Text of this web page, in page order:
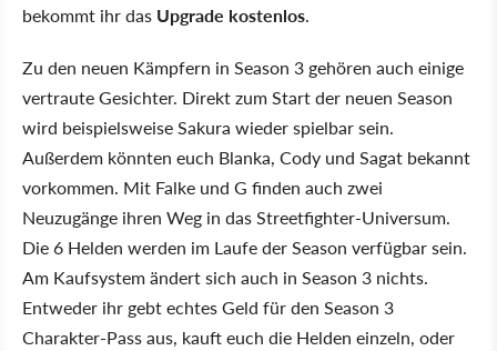
bekommt ihr das Upgrade kostenlos.
Zu den neuen Kämpfern in Season 3 gehören auch einige
vertraute Gesichter. Direkt zum Start der neuen Season
wird beispielsweise Sakura wieder spielbar sein.
Außerdem könnten euch Blanka, Cody und Sagat bekannt
vorkommen. Mit Falke und G finden auch zwei
Neuzugänge ihren Weg in das Streetfighter-Universum.
Die 6 Helden werden im Laufe der Season verfügbar sein.
Am Kaufsystem ändert sich auch in Season 3 nichts.
Entweder ihr gebt echtes Geld für den Season 3
Charakter-Pass aus, kauft euch die Helden einzeln, oder